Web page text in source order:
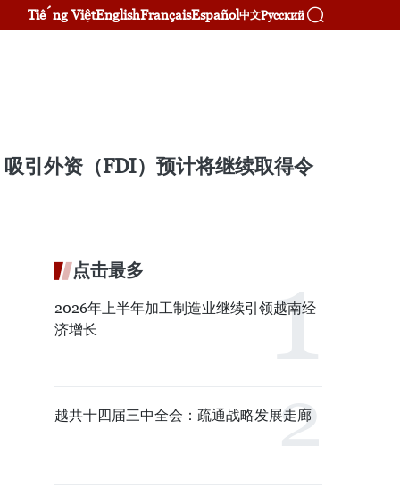
Tiếng ViệtEnglishFrançaisEspañol中文Русский
引外资（FDI）预计将继续取得令
点击最多
2026年上半年加工制造业继续引领越南经
济增长
越共十四届三中全会：疏通战略发展走廊